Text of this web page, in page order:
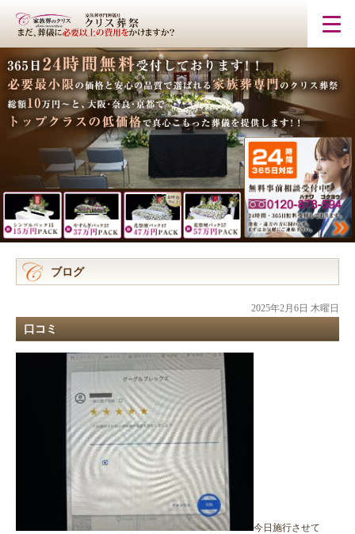
ブログ
2025年2月6日 木曜日
口コミ
今日施行させて